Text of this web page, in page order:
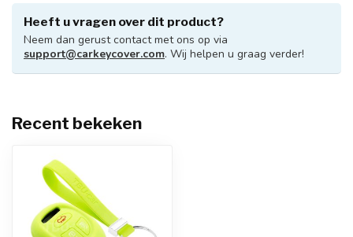
Heeft u vragen over dit product?
Neem dan gerust contact met ons op via
support@carkeycover.com. Wij helpen u graag verder!
Recent bekeken